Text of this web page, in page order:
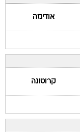
אודינזה
קרוטונה